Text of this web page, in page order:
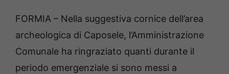
FORMIA – Nella suggestiva cornice dell’area
archeologica di Caposele, l’Amministrazione
Comunale ha ringraziato quanti durante il
periodo emergenziale si sono messi a